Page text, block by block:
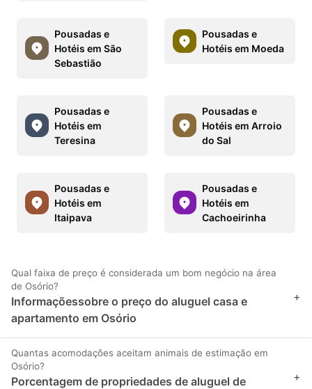
Pousadas e
Hotéis em São
Sebastião
Pousadas e
Hotéis em Moeda
Pousadas e
Hotéis em
Teresina
Pousadas e
Hotéis em Arroio
do Sal
Pousadas e
Hotéis em
Itaipava
Pousadas e
Hotéis em
Cachoeirinha
Qual faixa de preço é considerada um bom negócio na área
de Osório?
Informaçõessobre o preço do aluguel casa e
apartamento em Osório
+
Quantas acomodações aceitam animais de estimação em
Osório?
Porcentagem de propriedades de aluguel de
+